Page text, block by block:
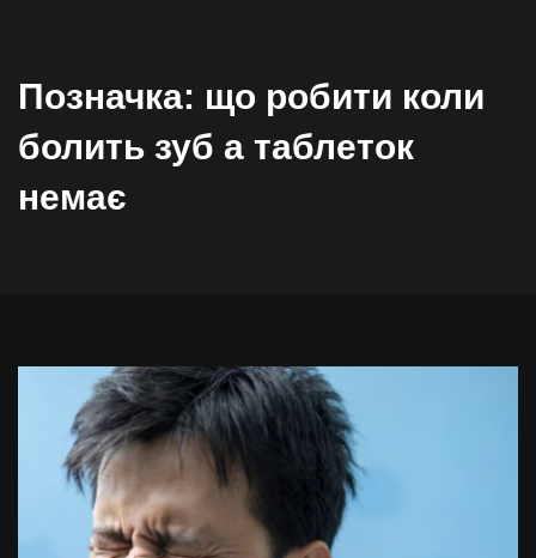
Позначка: що робити коли
болить зуб а таблеток
немає